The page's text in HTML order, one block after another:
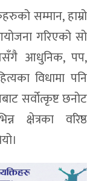
सम्मान, हाम्रो
गरिएको सो
आधुनिक, पप,
विधामा पनि
सर्वोत्कृष्ट छनोट
क्षेत्रका वरिष्ठ